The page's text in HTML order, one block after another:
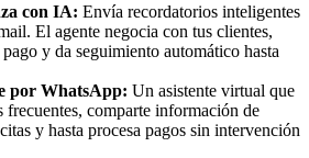
con IA: Envía recordatorios inteligentes
El agente negocia con tus clientes,
y da seguimiento automático hasta
por WhatsApp: Un asistente virtual que
frecuentes, comparte información de
y hasta procesa pagos sin intervención